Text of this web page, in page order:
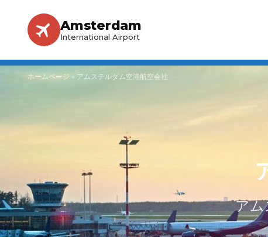
Amsterdam
International Airport
ホームページ » アムステルダム空港航空会社
アム